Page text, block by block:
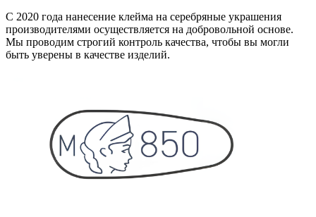
С 2020 года нанесение клейма на серебряные украшения
производителями осуществляется на добровольной основе.
Мы проводим строгий контроль качества, чтобы вы могли
быть уверены в качестве изделий.